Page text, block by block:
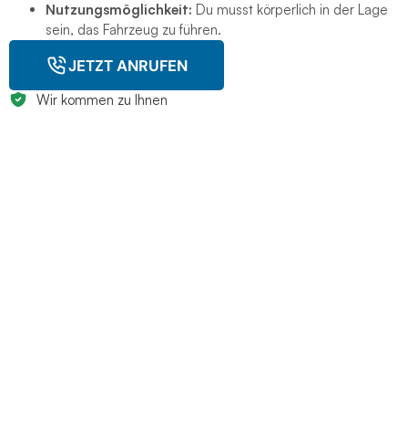
Nutzungsmöglichkeit: Du musst körperlich in der Lage
sein, das Fahrzeug zu führen.
JETZT ANRUFEN
Wir kommen zu Ihnen